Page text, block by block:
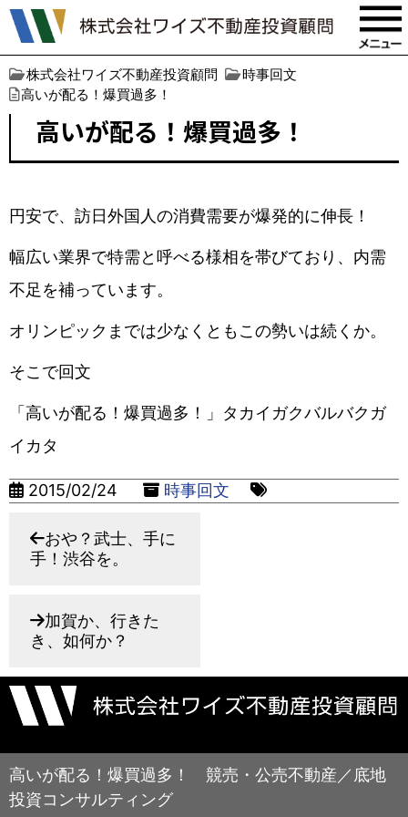
株式会社ワイズ不動産投資顧問
時事回文
高いが配る！爆買過多！
高いが配る！爆買過多！
円安で、訪日外国人の消費需要が爆発的に伸長！
幅広い業界で特需と呼べる様相を帯びており、内需
不足を補っています。
オリンピックまでは少なくともこの勢いは続くか。
そこで回文
「高いが配る！爆買過多！」タカイガクバルバクガ
イカタ
2015/02/24 時事回文
おや？武士、手に
手！渋谷を。
加賀か、行きた
き、如何か？
高いが配る！爆買過多！ 競売・公売不動産／底地
投資コンサルティング